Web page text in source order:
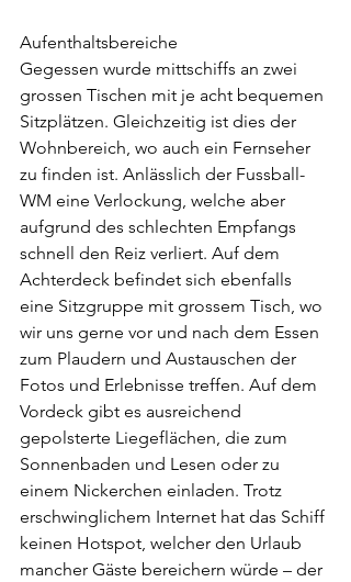
Aufenthaltsbereiche
Gegessen wurde mittschiffs an zwei
grossen Tischen mit je acht bequemen
Sitzplätzen. Gleichzeitig ist dies der
Wohnbereich, wo auch ein Fernseher
zu finden ist. Anlässlich der Fussball-
WM eine Verlockung, welche aber
aufgrund des schlechten Empfangs
schnell den Reiz verliert. Auf dem
Achterdeck befindet sich ebenfalls
eine Sitzgruppe mit grossem Tisch, wo
wir uns gerne vor und nach dem Essen
zum Plaudern und Austauschen der
Fotos und Erlebnisse treffen. Auf dem
Vordeck gibt es ausreichend
gepolsterte Liegeflächen, die zum
Sonnenbaden und Lesen oder zu
einem Nickerchen einladen. Trotz
erschwinglichem Internet hat das Schiff
keinen Hotspot, welcher den Urlaub
mancher Gäste bereichern würde – der